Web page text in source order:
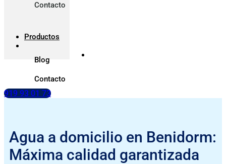
Contacto
Productos
Blog
Contacto
919 93 01 73
Agua a domicilio en Benidorm:
Máxima calidad garantizada